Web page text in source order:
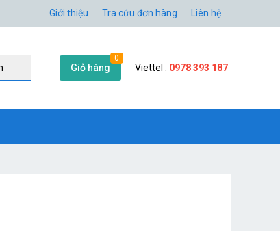
Giới thiệu Tra cứu đơn hàng Liên hệ
Giỏ hàng
0
Viettel : 0978 393 187